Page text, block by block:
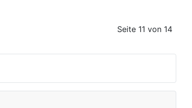
Seite 11 von 14